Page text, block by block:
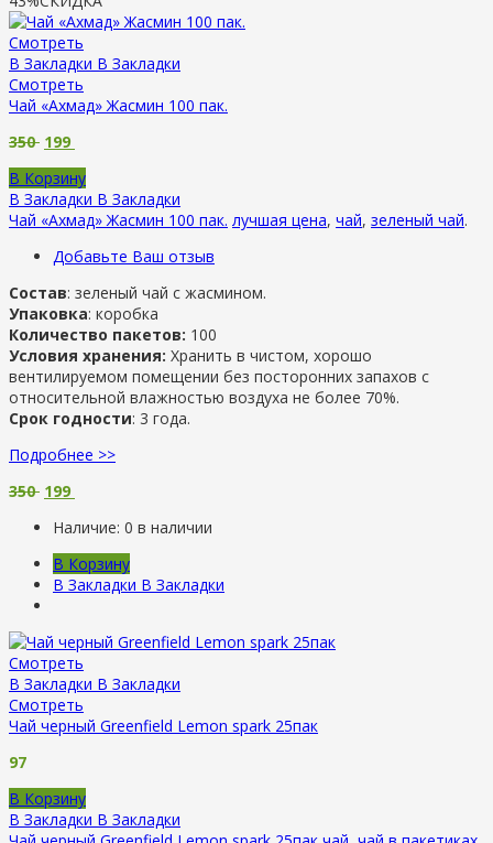
Смотреть
В Закладки В Закладки
Смотреть
Чай «Ахмад» Жасмин 100 пак.
350 199
В Корзину
В Закладки В Закладки
Чай «Ахмад» Жасмин 100 пак. лучшая цена, чай, зеленый чай.
Добавьте Ваш отзыв
Состав: зеленый чай с жасмином.
Упаковка: коробка
Количество пакетов: 100
Условия хранения: Хранить в чистом, хорошо
вентилируемом помещении без посторонних запахов с
относительной влажностью воздуха не более 70%.
Срок годности: 3 года.
Подробнее >>
350 199
Наличие: 0 в наличии
В Корзину
В Закладки В Закладки
Смотреть
В Закладки В Закладки
Смотреть
Чай черный Greenfield Lemon spark 25пак
97
В Корзину
В Закладки В Закладки